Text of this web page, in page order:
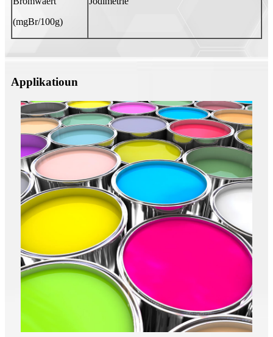
(mgBr/100g)
Applikatioun